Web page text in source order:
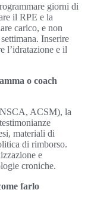
giorni di
il RPE e la
carico, e non
Inserire
l’idratazione e il
o coach
ACSM), la
materiali di
di rimborso.
e
croniche.
farlo